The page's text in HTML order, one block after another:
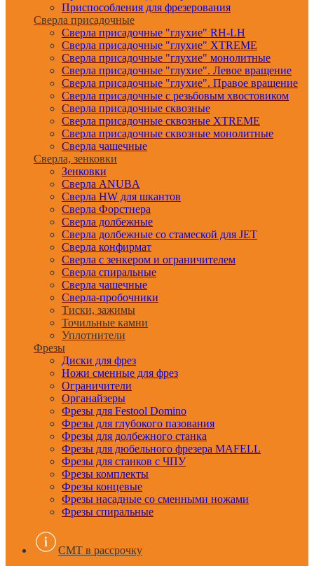
Приспособления для фрезерования
Сверла присадочные
Сверла присадочные "глухие" RH-LH
Сверла присадочные "глухие" XTREME
Сверла присадочные "глухие" монолитные
Сверла присадочные "глухие". Левое вращение
Сверла присадочные "глухие". Правое вращение
Сверла присадочные с резьбовым хвостовиком
Сверла присадочные сквозные
Сверла присадочные сквозные XTREME
Сверла присадочные сквозные монолитные
Сверла чашечные
Сверла, зенковки
Зенковки
Сверла ANUBA
Сверла HW для шкантов
Сверла Форстнера
Сверла долбежные
Сверла долбежные со стамеской для JET
Сверла конфирмат
Сверла с зенкером и ограничителем
Сверла спиральные
Сверла чашечные
Сверла-пробочники
Тиски, зажимы
Точильные камни
Уплотнители
Фрезы
Диски для фрез
Ножи сменные для фрез
Ограничители
Органайзеры
Фрезы для Festool Domino
Фрезы для глубокого пазования
Фрезы для долбежного станка
Фрезы для дюбельного фрезера MAFELL
Фрезы для станков с ЧПУ
Фрезы комплекты
Фрезы концевые
Фрезы насадные со сменными ножами
Фрезы спиральные
CMT в рассрочку